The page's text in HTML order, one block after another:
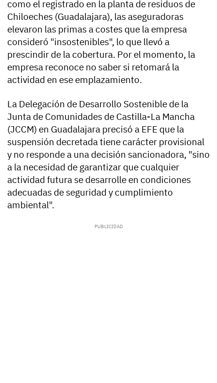
como el registrado en la planta de residuos de
Chiloeches (Guadalajara), las aseguradoras
elevaron las primas a costes que la empresa
consideró "insostenibles", lo que llevó a
prescindir de la cobertura. Por el momento, la
empresa reconoce no saber si retomará la
actividad en ese emplazamiento.
La Delegación de Desarrollo Sostenible de la
Junta de Comunidades de Castilla-La Mancha
(JCCM) en Guadalajara precisó a EFE que la
suspensión decretada tiene carácter provisional
y no responde a una decisión sancionadora, "sino
a la necesidad de garantizar que cualquier
actividad futura se desarrolle en condiciones
adecuadas de seguridad y cumplimiento
ambiental".